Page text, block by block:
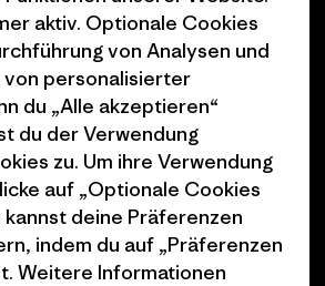
Industry program
Affiliate-Programm
Patagonia Deutschland
Seitenverzeichnis
aktiv. Optionale Cookies
von Analysen und
von personalisierter
du „Alle akzeptieren“
du der Verwendung
zu. Um ihre Verwendung
auf „Optionale Cookies
kannst deine Präferenzen
indem du auf „Präferenzen
Weitere Informationen